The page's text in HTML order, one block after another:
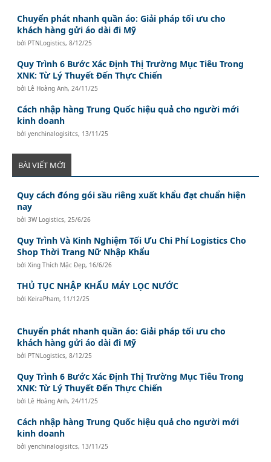
Chuyển phát nhanh quần áo: Giải pháp tối ưu cho
khách hàng gửi áo dài đi Mỹ
bởi PTNLogistics,8/12/25
Quy Trình 6 Bước Xác Định Thị Trường Mục Tiêu Trong
XNK: Từ Lý Thuyết Đến Thực Chiến
bởi Lê Hoàng Anh, 24/11/25
Cách nhập hàng Trung Quốc hiệu quả cho người mới
kinh doanh
bởiyenchinalogisitcs, 13/11/25
BÀI VIẾT MỚI
Quy cách đóng gói sầu riêng xuất khẩu đạt chuẩn hiện
nay
bởi3W Logistics, 25/6/26
Quy Trình Và Kinh Nghiệm Tối Ưu Chi Phí Logistics Cho
Shop Thời Trang Nữ Nhập Khẩu
bởiXing Thích Mặc Đẹp, 16/6/26
THỦ TỤC NHẬP KHẨU MÁY LỌC NƯỚC
bởi KeiraPham, 11/12/25
Chuyển phát nhanh quần áo: Giải pháp tối ưu cho
khách hàng gửi áo dài đi Mỹ
bởi PTNLogistics,8/12/25
Quy Trình 6 Bước Xác Định Thị Trường Mục Tiêu Trong
XNK: Từ Lý Thuyết Đến Thực Chiến
bởi Lê Hoàng Anh, 24/11/25
Cách nhập hàng Trung Quốc hiệu quả cho người mới
kinh doanh
bởiyenchinalogisitcs, 13/11/25